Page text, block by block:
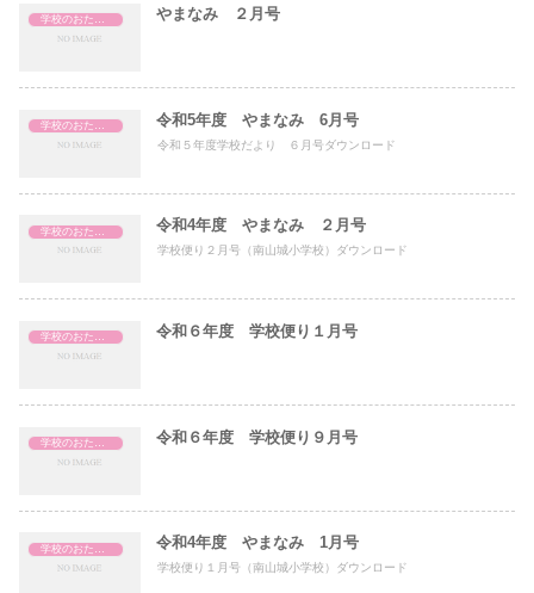
学校のおたより やまなみ ２月号
令和5年度 やまなみ 6月号
令和５年度学校だより ６月号ダウンロード
令和4年度 やまなみ ２月号
学校便り２月号（南山城小学校）ダウンロード
学校のおたより 令和６年度 学校便り１月号
令和６年度 学校便り９月号
令和4年度 やまなみ 1月号
学校便り１月号（南山城小学校）ダウンロード